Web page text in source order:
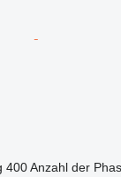
400 Anzahl der